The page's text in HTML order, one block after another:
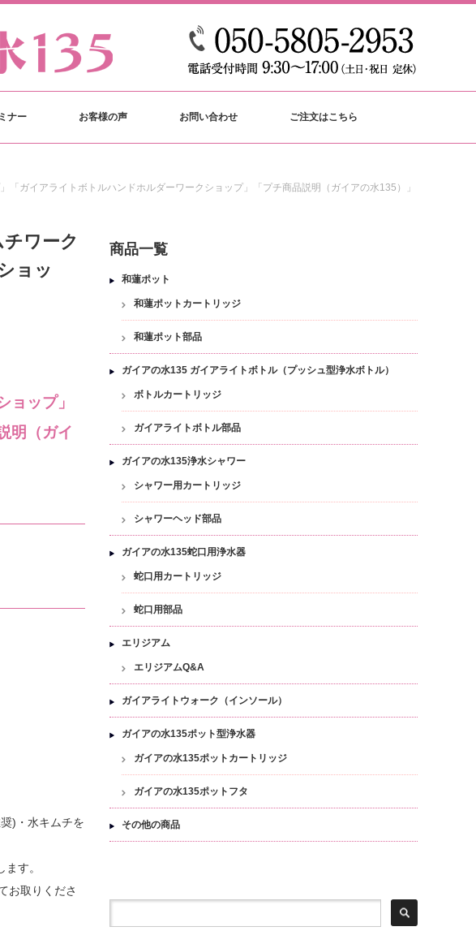
ナー お客様の声 お問い合わせ ご注文はこちら
「ガイアライトボトルハンドホルダーワークショップ」「プチ商品説明（ガイアの水135）」
ワーク
ョッ
ョップ」
明（ガイ
)・水キムチを
す。
お取りくださ
商品一覧
和蓮ポット
和蓮ポットカートリッジ
和蓮ポット部品
ガイアの水135 ガイアライトボトル（プッシュ型浄水ボトル）
ボトルカートリッジ
ガイアライトボトル部品
ガイアの水135浄水シャワー
シャワー用カートリッジ
シャワーヘッド部品
ガイアの水135蛇口用浄水器
蛇口用カートリッジ
蛇口用部品
エリジアム
エリジアムQ&A
ガイアライトウォーク（インソール）
ガイアの水135ポット型浄水器
ガイアの水135ポットカートリッジ
ガイアの水135ポットフタ
その他の商品